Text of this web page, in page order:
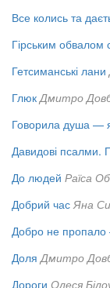
Все колись та
Гірським обвалом
Гетсиманські лани
Глюк Дмитро
Говорила душа —
Давидові псалми.
До людей Раїса
Добрий час Яна
Добро не
Доля Дмитро
Дороги Олеся